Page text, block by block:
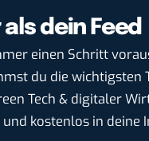
dein Feed
einen Schritt
du die wichtigsten
Tech & digitaler
kostenlos in deine
und damit
unterstützen.
hinzufügen
Blick auf das